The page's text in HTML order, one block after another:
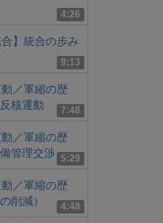
4:26
9:13
】統合の歩み
7:48
／軍縮の歴
核運動
5:29
／軍縮の歴
管理交渉
4:48
／軍縮の歴
削減）